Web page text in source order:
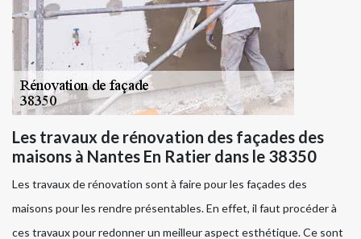
Les travaux de rénovation des façades des
maisons à Nantes En Ratier dans le 38350
Les travaux de rénovation sont à faire pour les façades des
maisons pour les rendre présentables. En effet, il faut procéder à
ces travaux pour redonner un meilleur aspect esthétique. Ce sont